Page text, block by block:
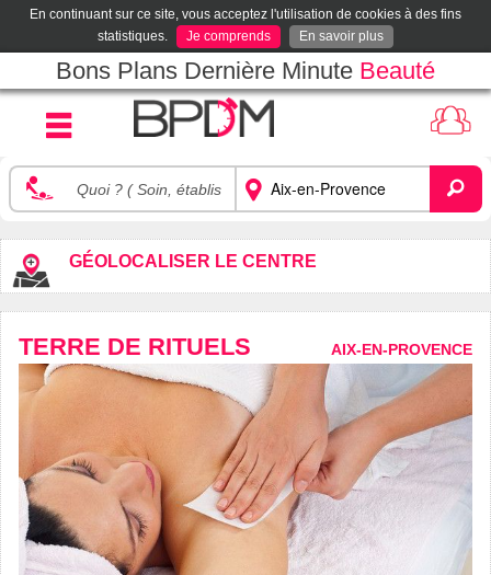
En continuant sur ce site, vous acceptez l'utilisation de cookies à des fins
statistiques.
Je comprends En savoir plus
Bons Plans Dernière Minute Beauté
GÉOLOCALISER LE CENTRE
TERRE DE RITUELS AIX-EN-PROVENCE